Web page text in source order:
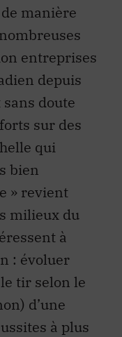
manière
entreprises
depuis
doute
sur des
qui
bien
» revient
milieux du
à
: évoluer
tir selon le
d’une
à plus